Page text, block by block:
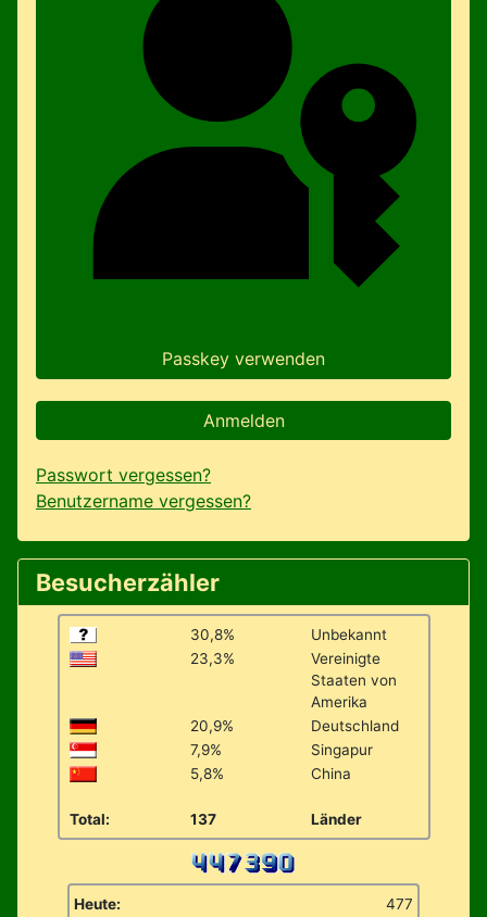
Passkey verwenden
Anmelden
Passwort vergessen?
Benutzername vergessen?
Besucherzähler
30,8%
Unbekannt
23,3%
Vereinigte
Staaten von
Amerika
20,9%
Deutschland
7,9%
Singapur
5,8%
China
Total: 137 Länder
Heute: 477